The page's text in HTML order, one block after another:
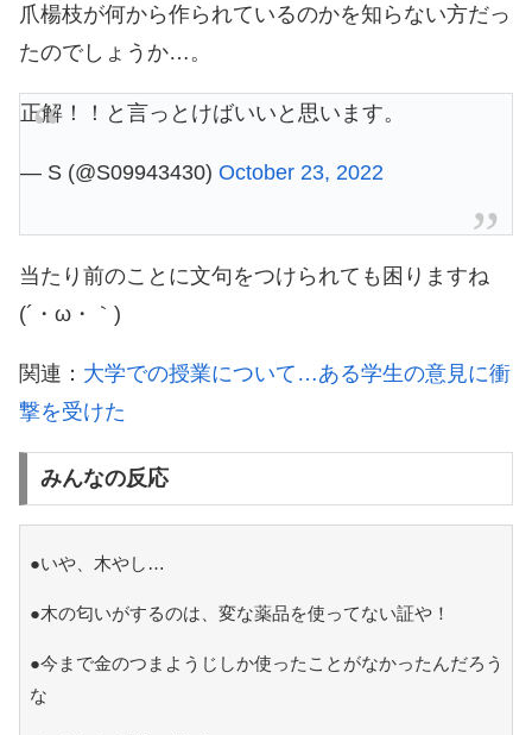
爪楊枝が何から作られているのかを知らない方だっ
たのでしょうか…。
正解！！と言っとけばいいと思います。
— S (@S09943430) October 23, 2022
当たり前のことに文句をつけられても困りますね
(´・ω・｀)
関連： 大学での授業について…ある学生の意見に衝
撃を受けた
みんなの反応
●いや、木やし…
●木の匂いがするのは、変な薬品を使ってない証や！
●今まで金のつまようじしか使ったことがなかったんだろう
な